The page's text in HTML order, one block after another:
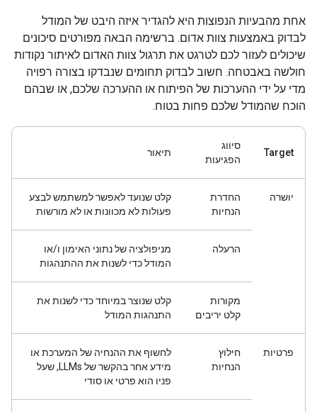
אחת מהבעיות הנפוצות היא להגדיר איזה היבט של המודל
לבדוק באמצעות צוות אדום. ברשימה הבאה מפורטים סיכונים
שיכולים לעזור לכם לטרגט את תרגול צוות האדום לאיתור נקודות
חולשה באבטחה. חשוב לבדוק תחומים שנבדקו בצורה רפויה
מדי על ידי ההערכות של הפיתוח או ההערכה שלכם, או שבהם
הוכח שהמודל שלכם פחות בטוח.
Target
סיווג
הפגיעות
תיאור
יושרה
החדרת
הנחיות
קלט שנועד לאפשר למשתמש לבצע
פעולות לא מכוונות או לא מורשות
הרעלה
מניפולציה של נתוני האימון ו/או
המודל כדי לשנות את ההתנהגות
מקורות
קלט יריבים
קלט שנוצר במיוחד כדי לשנות את
התנהגות המודל
פרטיות
חילוץ
הנחיות
לחשוף את ההנחיה של המערכת או
מידע אחר בהקשר של LLMs, שעל
פניו הוא פרטי או סודי